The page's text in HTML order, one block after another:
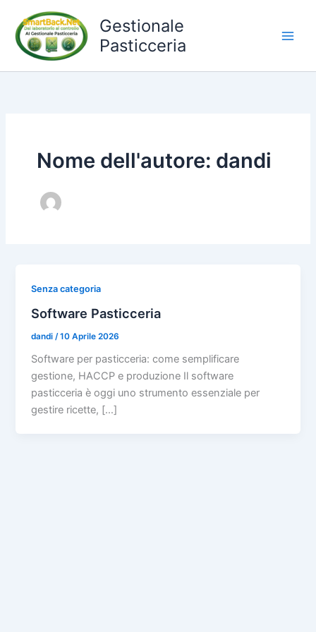
contenuto
Gestionale
Pasticceria
Nome dell'autore: dandi
Senza categoria
Software Pasticceria
dandi /10 Aprile 2026
Software per pasticceria: come semplificare
gestione, HACCP e produzione Il software
pasticceria è oggi uno strumento essenziale per
gestire ricette, […]